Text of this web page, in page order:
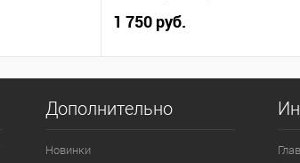
1 750 руб.
Дополнительно
Новинки